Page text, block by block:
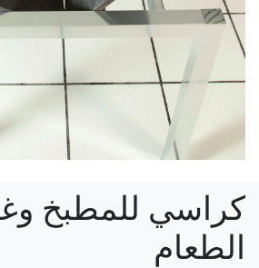
كراسي للمطبخ
الطعام